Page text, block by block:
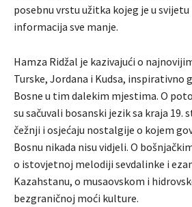
posebnu vrstu užitka kojeg je u
informacija sve manje.
Hamza Ridžal je kazivajući o
Turske, Jordana i Kudsa, inspirativno
Bosne u tim dalekim mjestima. O
su sačuvali bosanski jezik sa kraja 19.
čežnji i osjećaju nostalgije o kojem
Bosnu nikada nisu vidjeli. O
o istovjetnoj melodiji sevdalinke i
Kazahstanu, o musaovskom i
bezgraničnoj moći kulture.